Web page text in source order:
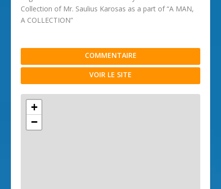
Collection of Mr. Saulius Karosas as a part of “A MAN,
A COLLECTION”
COMMENTAIRE
VOIR LE SITE
+
−